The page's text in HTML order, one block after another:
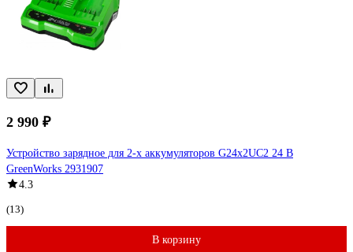
2 990 ₽
Устройство зарядное для 2-х аккумуляторов G24x2UC2 24 В
GreenWorks 2931907
4.3
(13)
В корзину